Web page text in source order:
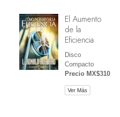
El Aumento
de la
Eficiencia
Disco
Compacto
Precio MX$310
Ver Más